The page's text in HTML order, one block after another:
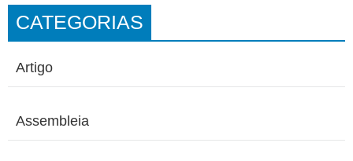
CATEGORIAS
Artigo
Assembleia